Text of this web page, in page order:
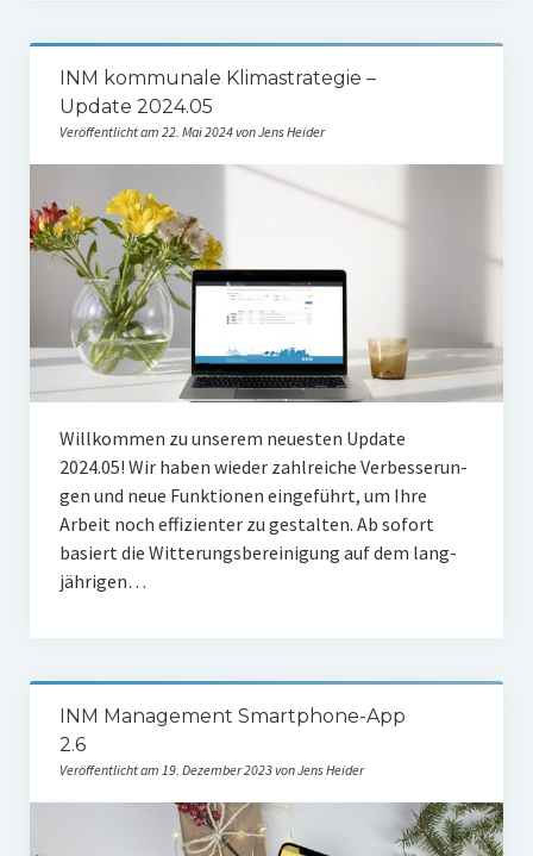
INM kommunale Klimastrategie –
Update 2024.05
Veröffentlicht am 22. Mai 2024 von Jens Heider
Will­kom­men zu unse­rem neu­es­ten Update
2024.05! Wir haben wie­der zahl­rei­che Ver­bes­se­run­
gen und neue Funk­tio­nen ein­ge­führt, um Ihre
Arbeit noch effi­zi­en­ter zu gestal­ten. Ab sofort
basiert die Wit­te­rungs­be­rei­ni­gung auf dem lang­
jäh­ri­gen…
INM Management Smartphone-App
2.6
Veröffentlicht am 19. Dezember 2023 von Jens Heider